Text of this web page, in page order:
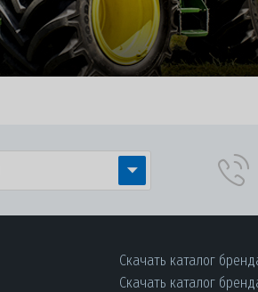
Скачать каталог
Скачать каталог